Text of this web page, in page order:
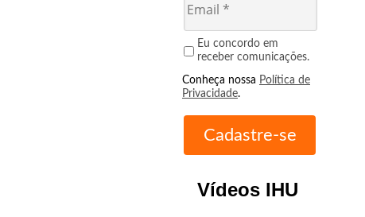
Eu concordo em
receber comunicações.
Conheça nossa Política de
Privacidade.
Vídeos IHU